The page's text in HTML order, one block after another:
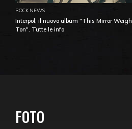
ROCK NEWS
Interpol, il nuovo album "This Mirror
Ton". Tutte le info
FOTO